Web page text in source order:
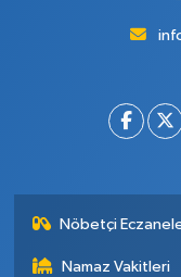
Nöbetçi
Namaz Vakitleri